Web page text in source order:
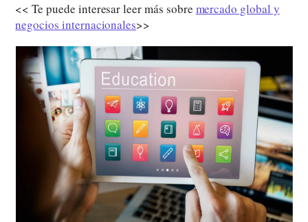
<< Te puede interesar leer más sobre mercado global y
negocios internacionales>>